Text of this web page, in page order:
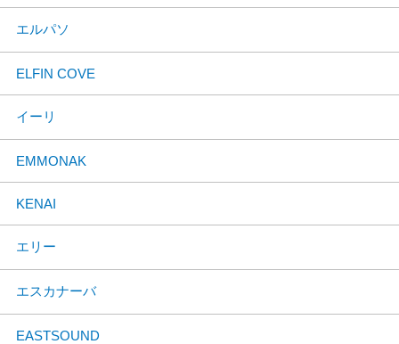
エルパソ
ELFIN COVE
イーリ
EMMONAK
KENAI
エリー
エスカナーバ
EASTSOUND